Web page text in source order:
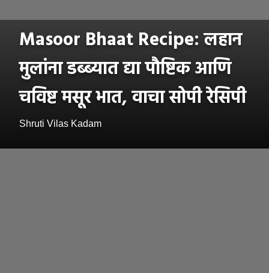
Masoor Bhaat Recipe: लहान
मुलांना डब्ब्यात द्या पौष्टिक आणि
चविष्ट मसूर भात, वाचा सोपी रेसिपी
Shruti Vilas Kadam